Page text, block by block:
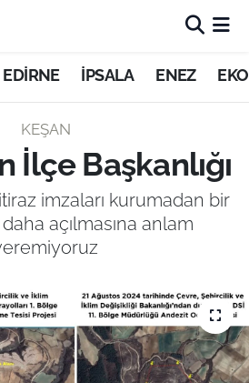
EDİRNE İPSALA ENEZ
KEŞAN
İlçe Başkanlığı
itiraz imzaları kurumadan bir
açılmasına anlam